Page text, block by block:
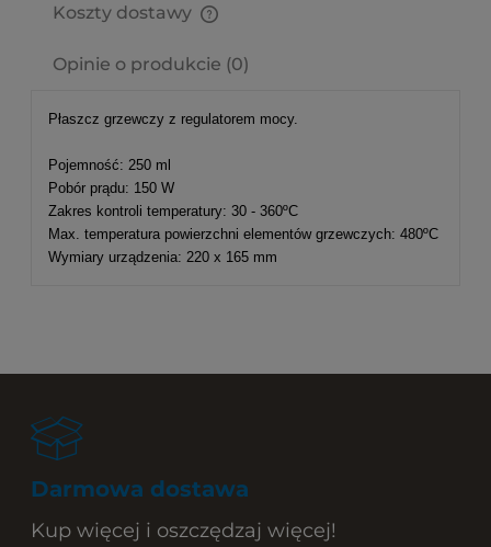
Koszty dostawy
Opinie o produkcie (0)
Płaszcz grzewczy z regulatorem mocy.
Pojemność: 250 ml
Pobór prądu: 150 W
Zakres kontroli temperatury: 30 - 360ºC
Max. temperatura powierzchni elementów grzewczych: 480ºC
Wymiary urządzenia: 220 x 165 mm
Darmowa dostawa
Kup więcej i oszczędzaj więcej!